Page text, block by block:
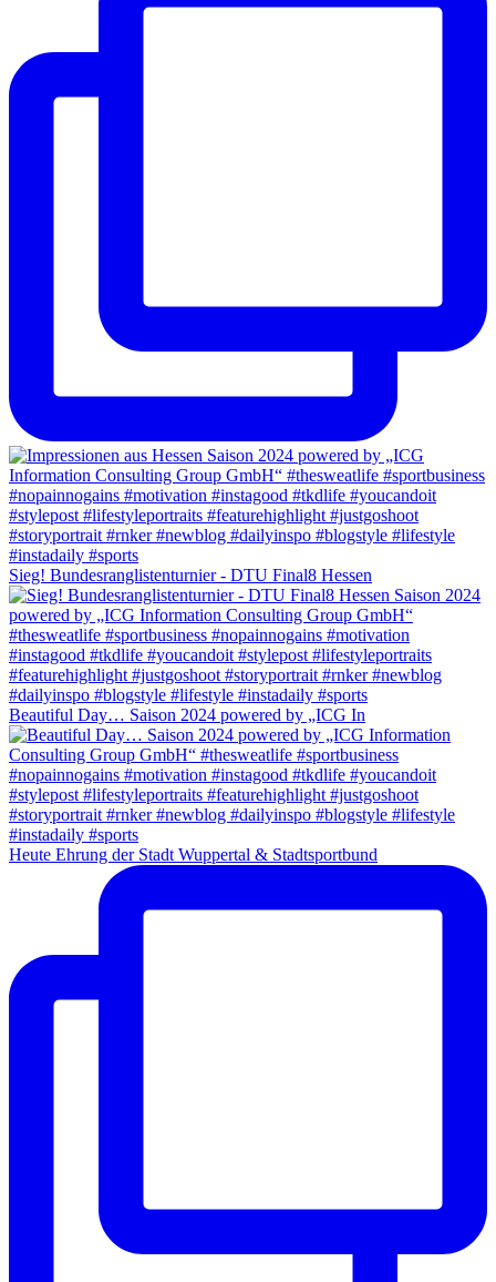
Sieg! Bundesranglistenturnier - DTU Final8 Hessen
Beautiful Day… Saison 2024 powered by „ICG In
Heute Ehrung der Stadt Wuppertal & Stadtsportbund